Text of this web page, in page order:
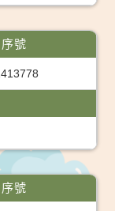
號
號